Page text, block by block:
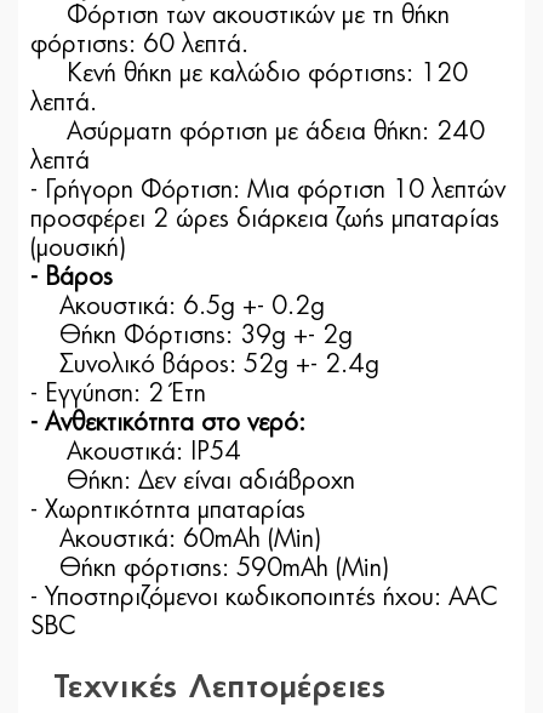
Φόρτιση των ακουστικών με τη θήκη
φόρτισης: 60 λεπτά.
Κενή θήκη με καλώδιο φόρτισης: 120
λεπτά.
Ασύρματη φόρτιση με άδεια θήκη: 240
λεπτά
- Γρήγορη Φόρτιση: Μια φόρτιση 10 λεπτών
προσφέρει 2 ώρες διάρκεια ζωής μπαταρίας
(μουσική)
- Βάρος
Ακουστικά: 6.5g +- 0.2g
Θήκη Φόρτισης: 39g +- 2g
Συνολικό βάρος: 52g +- 2.4g
- Εγγύηση: 2 Έτη
- Ανθεκτικότητα στο νερό:
Ακουστικά: IP54
Θήκη: Δεν είναι αδιάβροχη
- Χωρητικότητα μπαταρίας
Ακουστικά: 60mAh (Min)
Θήκη φόρτισης: 590mAh (Min)
- Υποστηριζόμενοι κωδικοποιητές ήχου: AAC
SBC
Τεχνικές Λεπτομέρειες